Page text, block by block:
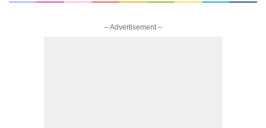
– Advertisement –